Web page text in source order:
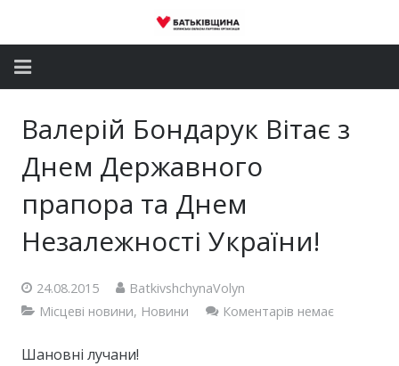
Депутатський корпус
Контакти
Валерій Бондарук Вітає з
Днем Державного
прапора та Днем
Незалежності України!
24.08.2015
BatkivshchynaVolyn
Місцеві новини, Новини Коментарів немає
Шановні лучани!